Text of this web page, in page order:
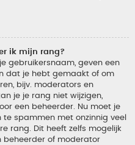
ik mijn rang?
gebruikersnaam, geven een
dat je hebt gemaakt of om
bijv. moderators en
je je rang niet wijzigen,
een beheerder. Nu moet je
spammen met onzinnig veel
rang. Dit heeft zelfs mogelijk
beheerder of moderator